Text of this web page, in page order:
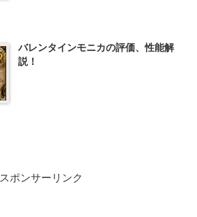
バレンタインモニカの評価、性能解
説！
スポンサーリンク